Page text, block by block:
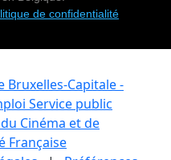
de confidentialité
Bruxelles-Capitale -
Service public
Cinéma et de
Française